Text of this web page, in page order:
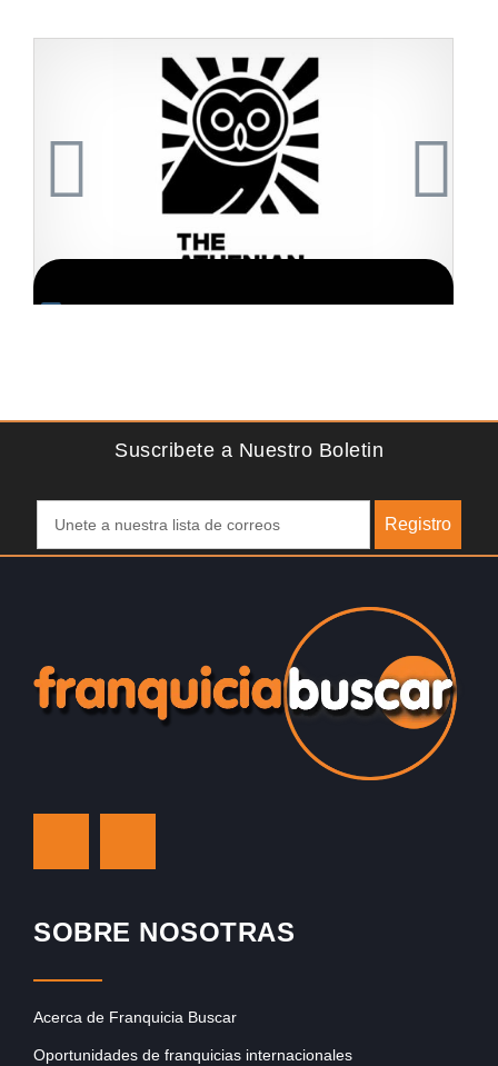
Suscribete a Nuestro Boletin
Registro
SOBRE NOSOTRAS
Acerca de Franquicia Buscar
Oportunidades de franquicias internacionales